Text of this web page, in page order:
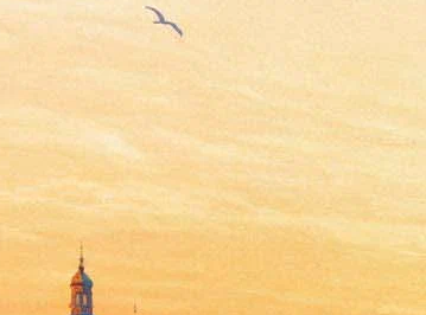
лекции
книги
Русский музей
26 января 2016,